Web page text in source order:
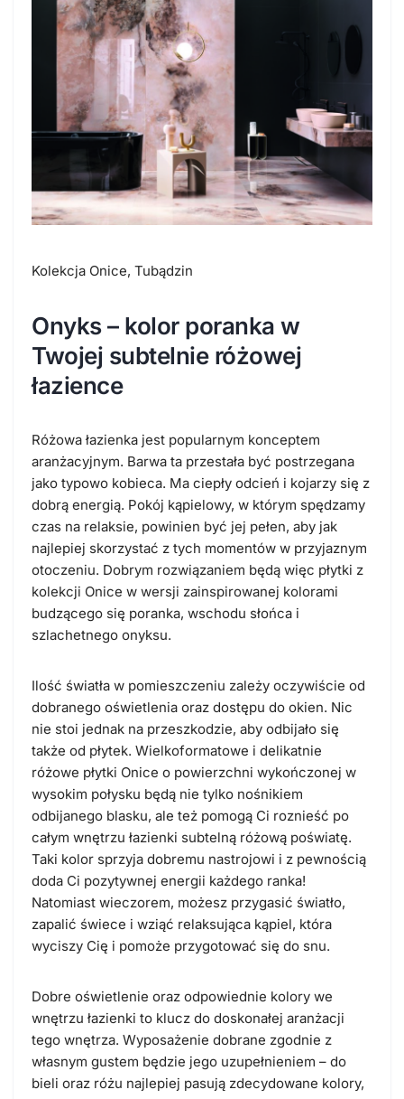
Kolekcja Onice, Tubądzin
Onyks – kolor poranka w
Twojej subtelnie różowej
łazience
Różowa łazienka jest popularnym konceptem
aranżacyjnym. Barwa ta przestała być postrzegana
jako typowo kobieca. Ma ciepły odcień i kojarzy się z
dobrą energią. Pokój kąpielowy, w którym spędzamy
czas na relaksie, powinien być jej pełen, aby jak
najlepiej skorzystać z tych momentów w przyjaznym
otoczeniu. Dobrym rozwiązaniem będą więc płytki z
kolekcji Onice w wersji zainspirowanej kolorami
budzącego się poranka, wschodu słońca i
szlachetnego onyksu.
Ilość światła w pomieszczeniu zależy oczywiście od
dobranego oświetlenia oraz dostępu do okien. Nic
nie stoi jednak na przeszkodzie, aby odbijało się
także od płytek. Wielkoformatowe i delikatnie
różowe płytki Onice o powierzchni wykończonej w
wysokim połysku będą nie tylko nośnikiem
odbijanego blasku, ale też pomogą Ci roznieść po
całym wnętrzu łazienki subtelną różową poświatę.
Taki kolor sprzyja dobremu nastrojowi i z pewnością
doda Ci pozytywnej energii każdego ranka!
Natomiast wieczorem, możesz przygasić światło,
zapalić świece i wziąć relaksująca kąpiel, która
wyciszy Cię i pomoże przygotować się do snu.
Dobre oświetlenie oraz odpowiednie kolory we
wnętrzu łazienki to klucz do doskonałej aranżacji
tego wnętrza. Wyposażenie dobrane zgodnie z
własnym gustem będzie jego uzupełnieniem – do
bieli oraz różu najlepiej pasują zdecydowane kolory,